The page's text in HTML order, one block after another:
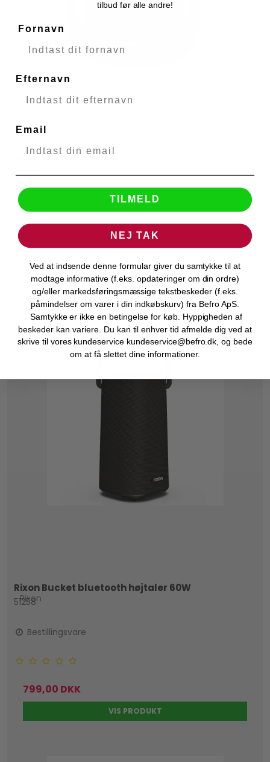
51256
299,00 DKK
VIS PRODUKT
Rixon Bucket bluetooth højtaler 60W
Rixon
51258
Bestillingsvare
799,00 DKK
VIS PRODUKT
tilbud før alle andre!
Fornavn
Efternavn
Email
TILMELD
NEJ TAK
Ved at indsende denne formular giver du samtykke til at
modtage informative (f.eks. opdateringer om din ordre)
og/eller markedsføringsmæssige tekstbeskeder (f.eks.
påmindelser om varer i din indkøbskurv) fra Befro ApS.
Samtykke er ikke en betingelse for køb. Hyppigheden af
beskeder kan variere. Du kan til enhver tid afmelde dig ved at
skrive til vores kundeservice kundeservice@befro.dk, og bede
om at få slettet dine informationer.